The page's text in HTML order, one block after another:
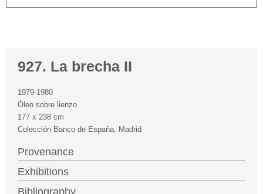
927. La brecha II
1979-1980
Óleo sobre lienzo
177 x 238 cm
Colección Banco de España, Madrid
Provenance
Exhibitions